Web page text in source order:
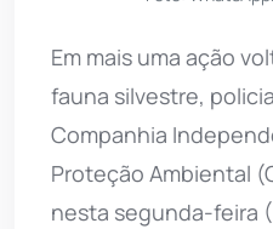
Em mais uma ação
fauna silvestre,
Companhia
Proteção Ambiental
nesta segunda-feira